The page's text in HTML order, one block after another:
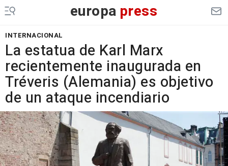
europa press
INTERNACIONAL
La estatua de Karl Marx
recientemente inaugurada en
Tréveris (Alemania) es objetivo
de un ataque incendiario